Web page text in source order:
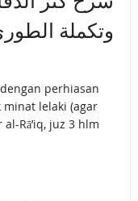
وتكملة الطوري»
perhiasan
lelaki (agar
Rā’iq, juz 3 hlm